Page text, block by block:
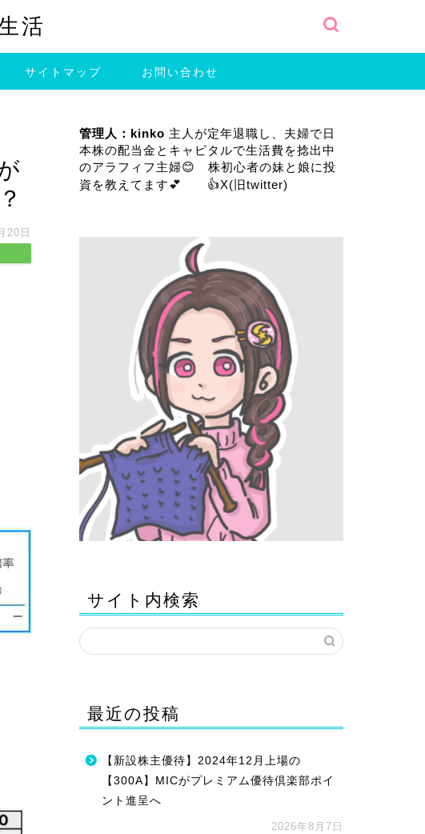
活
サイトマップ お問い合わせ
20日
管理人：kinko 主人が定年退職し、夫婦で日
本株の配当金とキャピタルで生活費を捻出中
のアラフィフ主婦😊 株初心者の妹と娘に投
資を教えてます💕 👍X(旧twitter)
サイト内検索
最近の投稿
【新設株主優待】2024年12月上場の
【300A】MICがプレミアム優待倶楽部ポイ
ント進呈へ
2026年8月7日